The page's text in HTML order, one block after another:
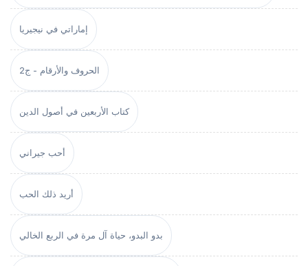
إماراتي في نيجيريا
الحروف والأرقام - ج2
كتاب الأربعين في أصول الدين
أحب جيراني
أريد ذلك الحب
بدو البدو، حياة آل مرة في الربع الخالي